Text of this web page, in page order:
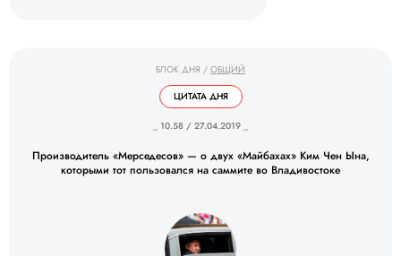
БЛОК ДНЯ / ОБЩИЙ
ЦИТАТА ДНЯ
_ 10.58 / 27.04.2019 _
Производитель «Мерседесов» — о двух «Майбахах» Ким Чен Ына,
которыми тот пользовался на саммите во Владивостоке